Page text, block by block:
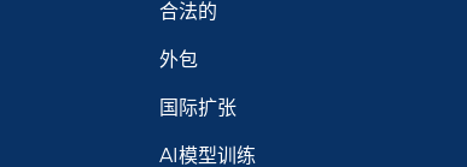
合法的
外包
国际扩张
AI模型训练